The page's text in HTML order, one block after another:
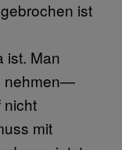
ist
ist. Man
nehmen—
nicht
mit